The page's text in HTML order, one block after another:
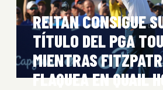
REITAN CONSIGUE
TÍTULO DEL PGA
MIENTRAS
FLAQUEA EN QUAIL